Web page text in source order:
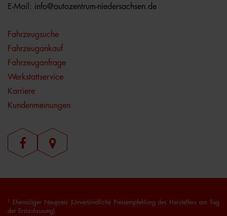
E-Mail: info@autozentrum-niedersachsen.de
Fahrzeugsuche
Fahrzeugankauf
Fahrzeuganfrage
Werkstattservice
Karriere
Kundenmeinungen
1
Ehemaliger Neupreis (Unverbindliche Preisempfehlung des Herstellers am Tag
der Erstzulassung).